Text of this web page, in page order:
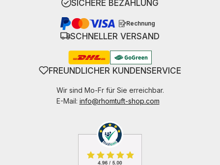
SICHERE BEZAHLUNG
Rechnung
SCHNELLER VERSAND
FREUNDLICHER KUNDENSERVICE
Wir sind Mo-Fr für Sie erreichbar.
E-Mail: info@rhomtuft-shop.com